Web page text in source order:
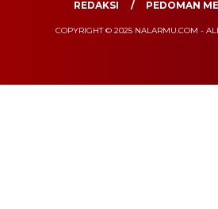
REDAKSI PEDOMAN
COPYRIGHT © 2025 NALARMU.COM -